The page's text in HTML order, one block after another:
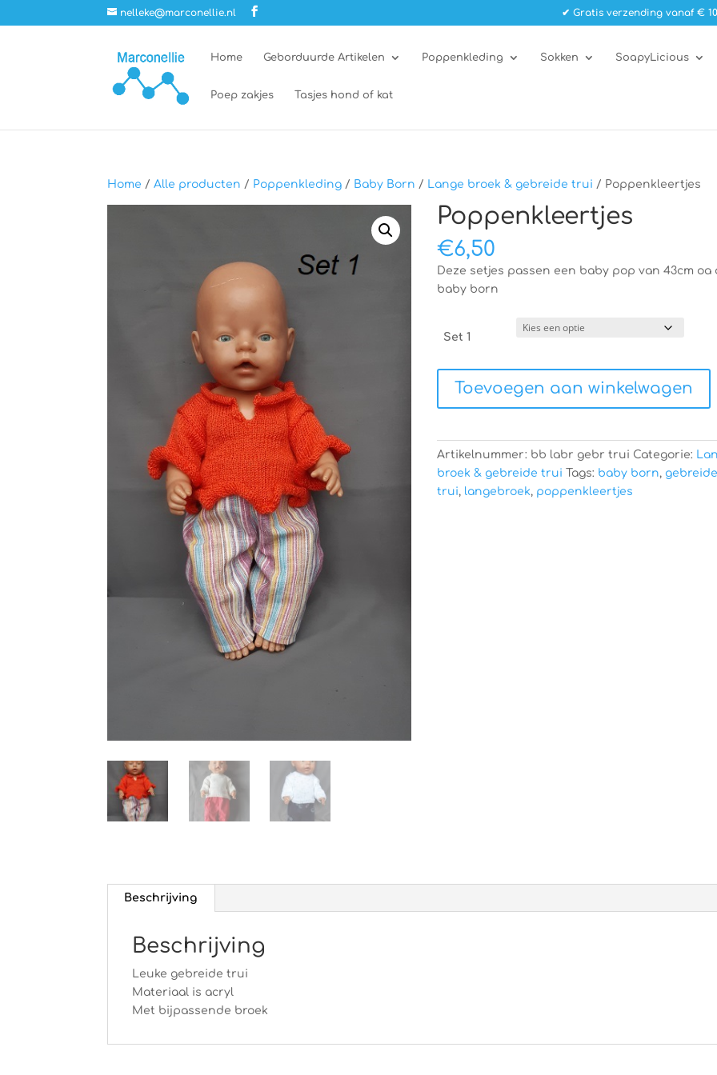
nelleke@marconellie.nl ✔ Gratis verzending vanaf €
Home Geborduurde Artikelen Poppenkleding Sokken SoapyLicious
Poep zakjes Tasjes hond of kat
Home /Alle producten / Poppenkleding / Baby Born / Lange broek & gebreide trui / Poppenkleertjes
Poppenkleertjes
€6,50
Deze setjes passen een baby pop van 43cm oa
baby born
Set 1
aantal
Toevoegen aan winkelwagen
Artikelnummer: bb labr gebr trui Categorie:
broek & gebreide trui Tags: baby born, gebreide
trui, langebroek, poppenkleertjes
Beschrijving
Beschrijving
Leuke gebreide trui
Materiaal is acryl
Met bijpassende broek